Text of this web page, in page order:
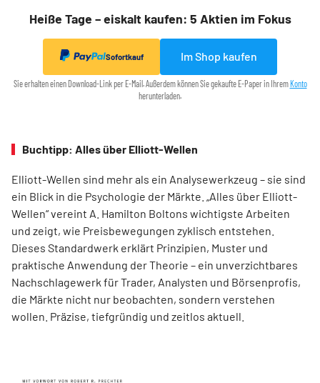
Heiße Tage – eiskalt kaufen: 5 Aktien im Fokus
Sofortkauf Im Shop kaufen
Sie erhalten einen Download-Link per E-Mail. Außerdem können Sie gekaufte E-Paper in IhremKonto
herunterladen.
Buchtipp: Alles über Elliott-Wellen
Elliott-Wellen sind mehr als ein Analysewerkzeug – sie sind
ein Blick in die Psychologie der Märkte. „Alles über Elliott-
Wellen“ vereint A. Hamilton Boltons wichtigste Arbeiten
und zeigt, wie Preisbewegungen zyklisch entstehen.
Dieses Standardwerk erklärt Prinzipien, Muster und
praktische Anwendung der Theorie – ein unverzichtbares
Nachschlagewerk für Trader, Analysten und Börsenprofis,
die Märkte nicht nur beobachten, sondern verstehen
wollen. Präzise, tiefgründig und zeitlos aktuell.